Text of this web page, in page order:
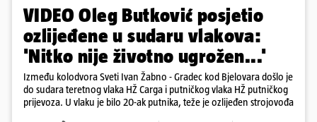
VIDEO Oleg Butković posjetio
ozlijeđene u sudaru vlakova:
'Nitko nije životno ugrožen...'
Između kolodvora Sveti Ivan Žabno - Gradec kod Bjelovara došlo je
do sudara teretnog vlaka HŽ Carga i putničkog vlaka HŽ putničkog
prijevoza. U vlaku je bilo 20-ak putnika, teže je ozlijeđen strojovođa